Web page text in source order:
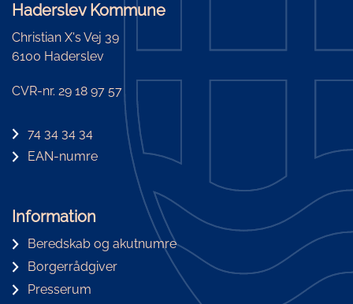
Haderslev Kommune
Christian X's Vej 39
6100 Haderslev
CVR-nr. 29 18 97 57
74 34 34 34
EAN-numre
Information
Beredskab og akutnumre
Borgerrådgiver
Presserum